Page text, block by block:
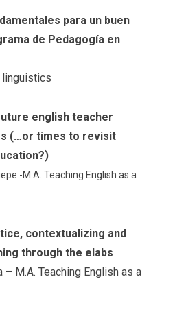
para un buen
de Pedagogía en
linguistics
english teacher
(…or times to revisit
-M.A. Teaching English as a
contextualizing and
through the elabs
– M.A. Teaching English as a